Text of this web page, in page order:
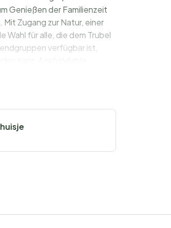
Genießen der Familienzeit
Zugang zur Natur, einer
Wahl für alle, die dem Trubel
verfügbar ist,
based on actual meter
as a prepayment for charges that